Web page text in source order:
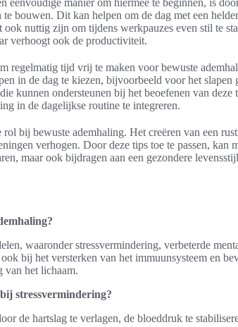
eenvoudige manier om hiermee te beginnen, is
bouwen. Dit kan helpen om de dag met een
ook nuttig zijn om tijdens werkpauzes even stil te
verhoogt ook de productiviteit.
regelmatig tijd vrij te maken voor bewuste
in de dag te kiezen, bijvoorbeeld voor het slapen
kunnen ondersteunen bij het beoefenen van deze
in de dagelijkse routine te integreren.
bij bewuste ademhaling. Het creëren van een
verhogen. Door deze tips toe te passen, kan
maar ook bijdragen aan een gezondere
waaronder stressvermindering, verbeterde
bij het versterken van het immuunsysteem en
van het lichaam.
stressvermindering?
de hartslag te verlagen, de bloeddruk te